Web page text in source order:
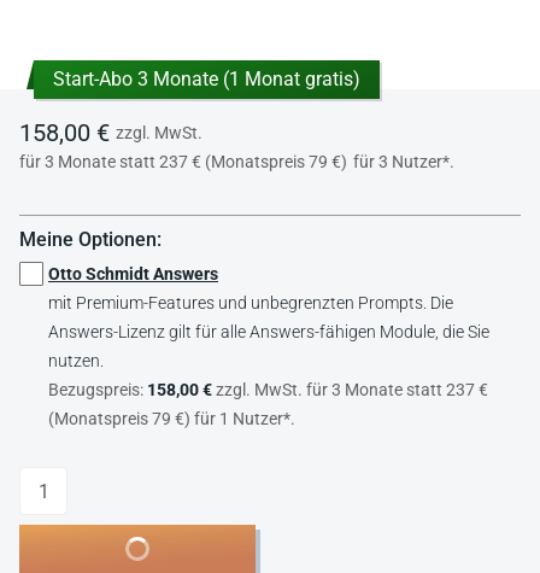
Start-Abo 3 Monate (1 Monat gratis)
158,00 € zzgl. MwSt.
für 3 Monate statt 237 € (Monatspreis 79 €) für 3 Nutzer*.
Meine Optionen:
Otto Schmidt Answers
mit Premium-Features und unbegrenzten Prompts. Die
Answers-Lizenz gilt für alle Answers-fähigen Module, die Sie
nutzen.
Bezugspreis: 158,00 €zzgl. MwSt. für 3 Monate statt 237 €
(Monatspreis 79 €) für 1 Nutzer*.
Anzahl
In den Warenkorb